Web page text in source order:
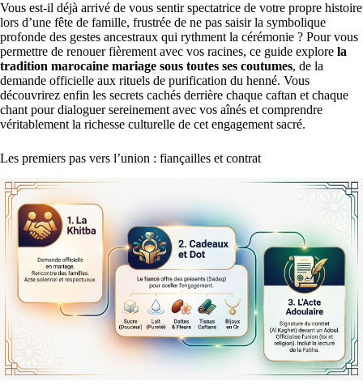
Vous est-il déjà arrivé de vous sentir spectatrice de votre propre histoire
lors d’une fête de famille, frustrée de ne pas saisir la symbolique
profonde des gestes ancestraux qui rythment la cérémonie ? Pour vous
permettre de renouer fièrement avec vos racines, ce guide explore la
tradition marocaine mariage sous toutes ses coutumes, de la
demande officielle aux rituels de purification du henné. Vous
découvrirez enfin les secrets cachés derrière chaque caftan et chaque
chant pour dialoguer sereinement avec vos aînés et comprendre
véritablement la richesse culturelle de cet engagement sacré.
Les premiers pas vers l’union : fiançailles et contrat